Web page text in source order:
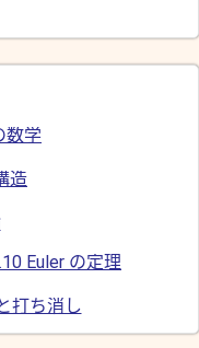
数学
造
Euler の定理
打ち消し